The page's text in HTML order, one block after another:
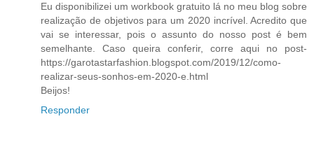
Eu disponibilizei um workbook gratuito lá no meu blog sobre
realização de objetivos para um 2020 incrível. Acredito que
vai se interessar, pois o assunto do nosso post é bem
semelhante. Caso queira conferir, corre aqui no post-
https://garotastarfashion.blogspot.com/2019/12/como-
realizar-seus-sonhos-em-2020-e.html
Beijos!
Responder